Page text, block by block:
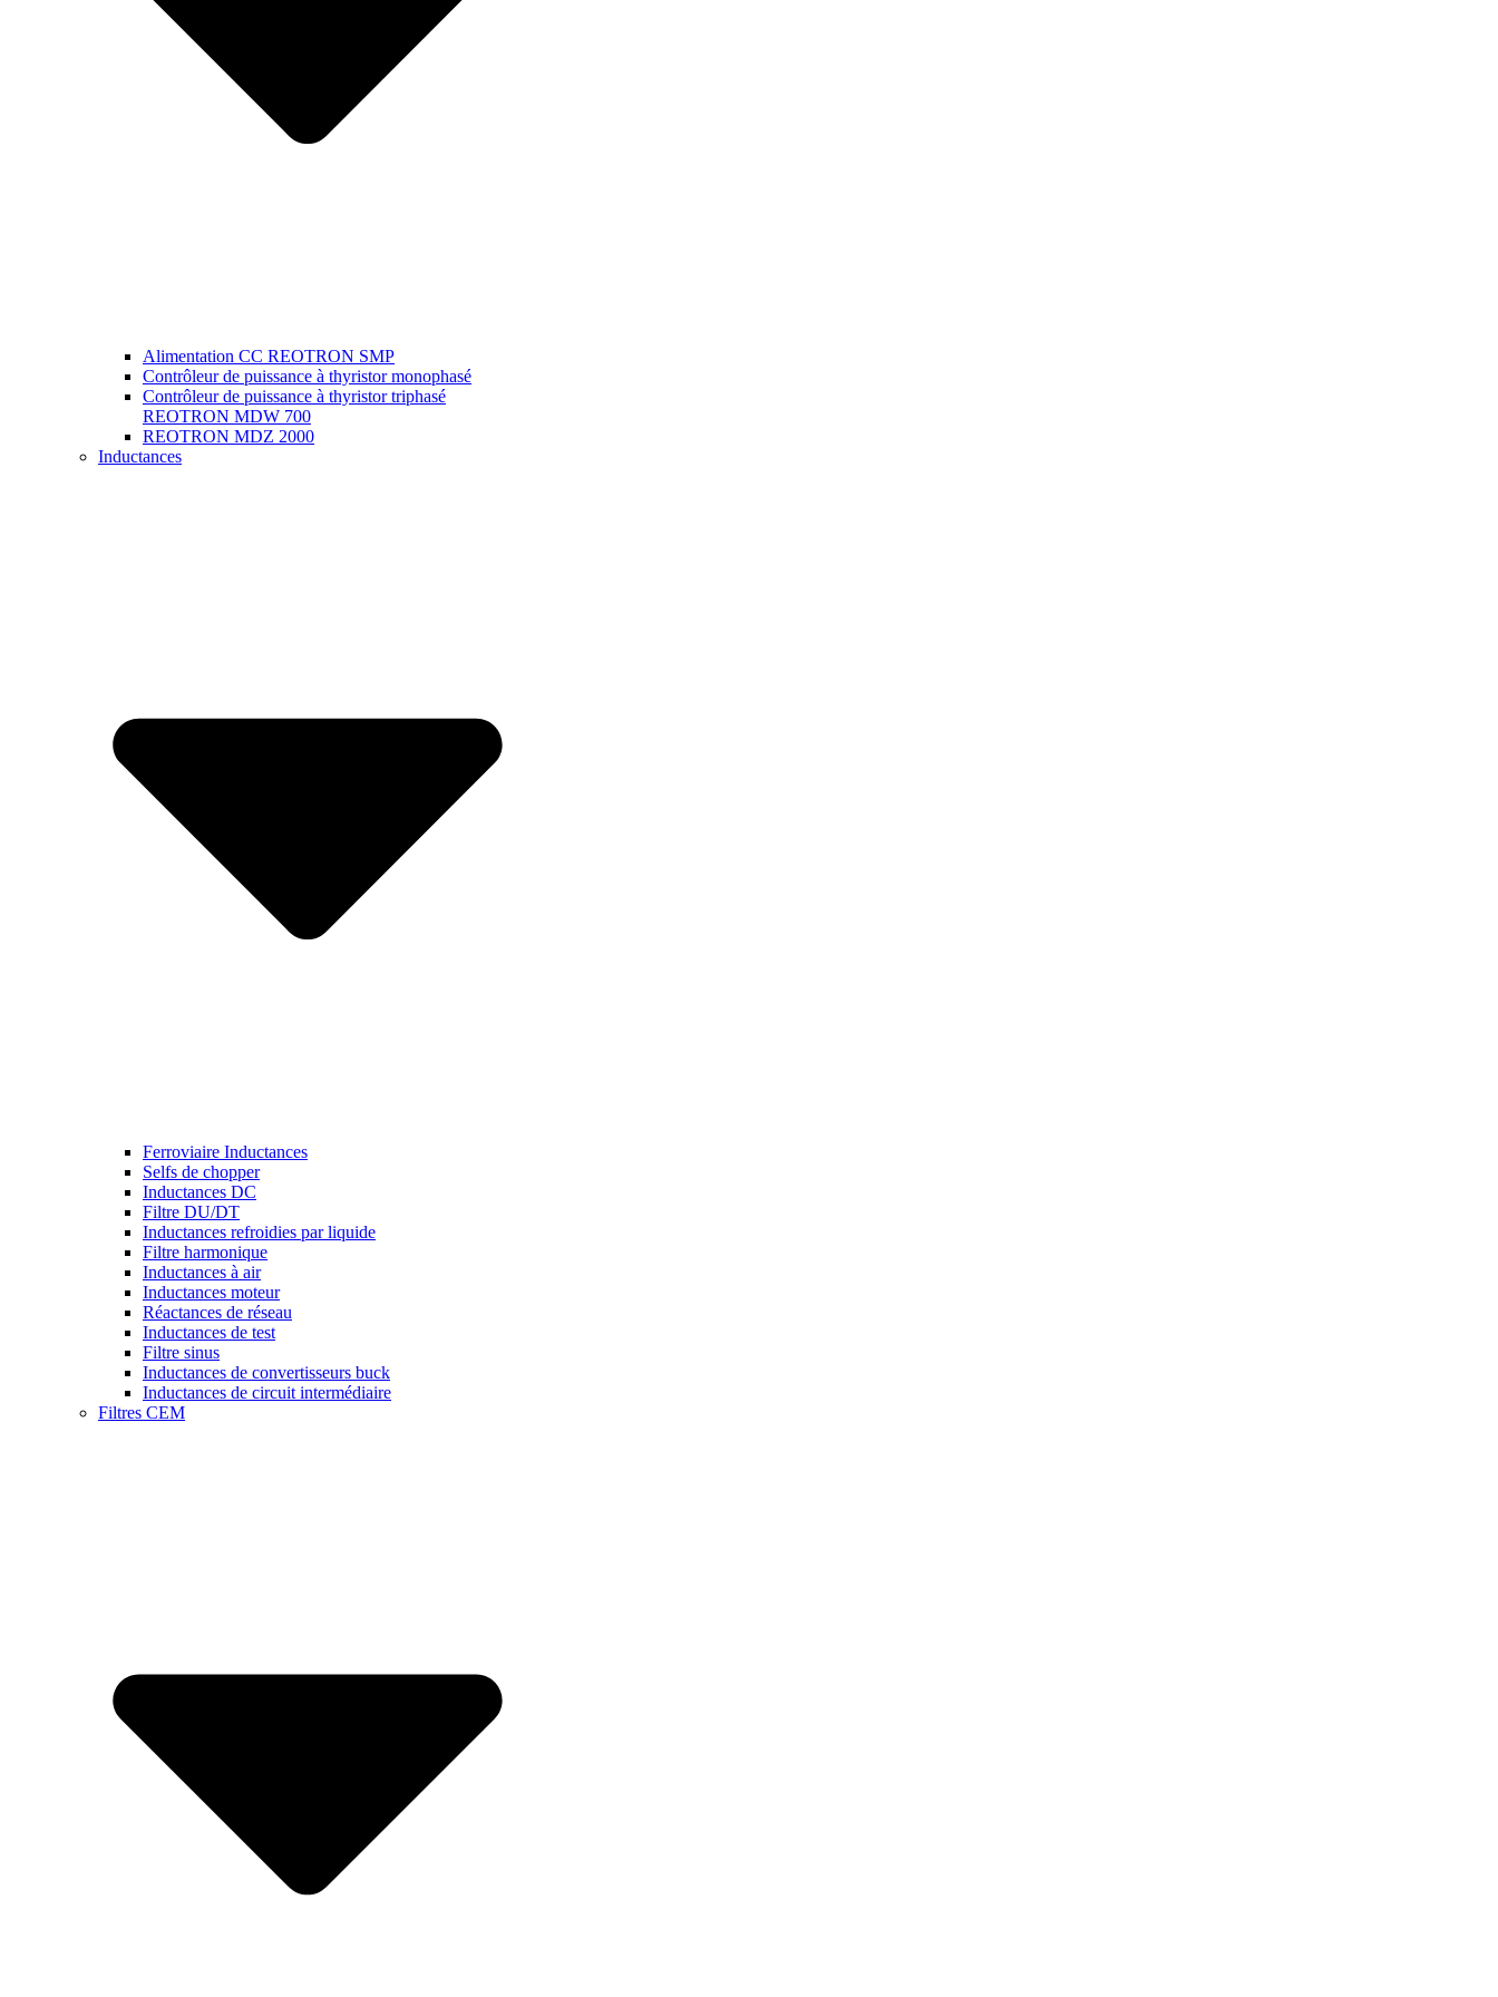
Alimentation CC REOTRON SMP
Contrôleur de puissance à thyristor monophasé
Contrôleur de puissance à thyristor triphasé
REOTRON MDW 700
REOTRON MDZ 2000
Inductances
Ferroviaire Inductances
Selfs de chopper
Inductances DC
Filtre DU/DT
Inductances refroidies par liquide
Filtre harmonique
Inductances à air
Inductances moteur
Réactances de réseau
Inductances de test
Filtre sinus
Inductances de convertisseurs buck
Inductances de circuit intermédiaire
Filtres CEM